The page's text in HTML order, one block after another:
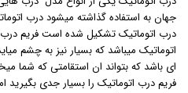
جهان به استفاده گذاشته میشود درب
درب اتوماتیک تشکیل شده است فریم
اتوماتیک میباشد که بسیار نیز به چشم
ای باشد که بتواند ان استقامتی که شما
فریم درب اتوماتیک را بسیار جدی بگیرید